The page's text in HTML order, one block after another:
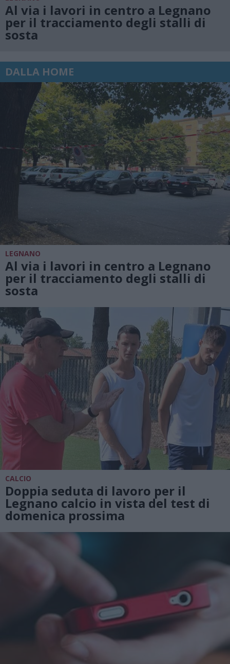
Al via i lavori in centro a Legnano
per il tracciamento degli stalli di
sosta
DALLA HOME
LEGNANO
Al via i lavori in centro a Legnano
per il tracciamento degli stalli di
sosta
CALCIO
Doppia seduta di lavoro per il
Legnano calcio in vista del test di
domenica prossima